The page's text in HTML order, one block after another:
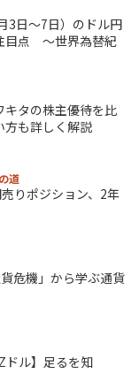
3日～7日）のドル円
目点 ～世界為替紀
キタの株主優待を比
方も詳しく解説
道
りポジション、2年
危機」から学ぶ通貨
ドル】足るを知